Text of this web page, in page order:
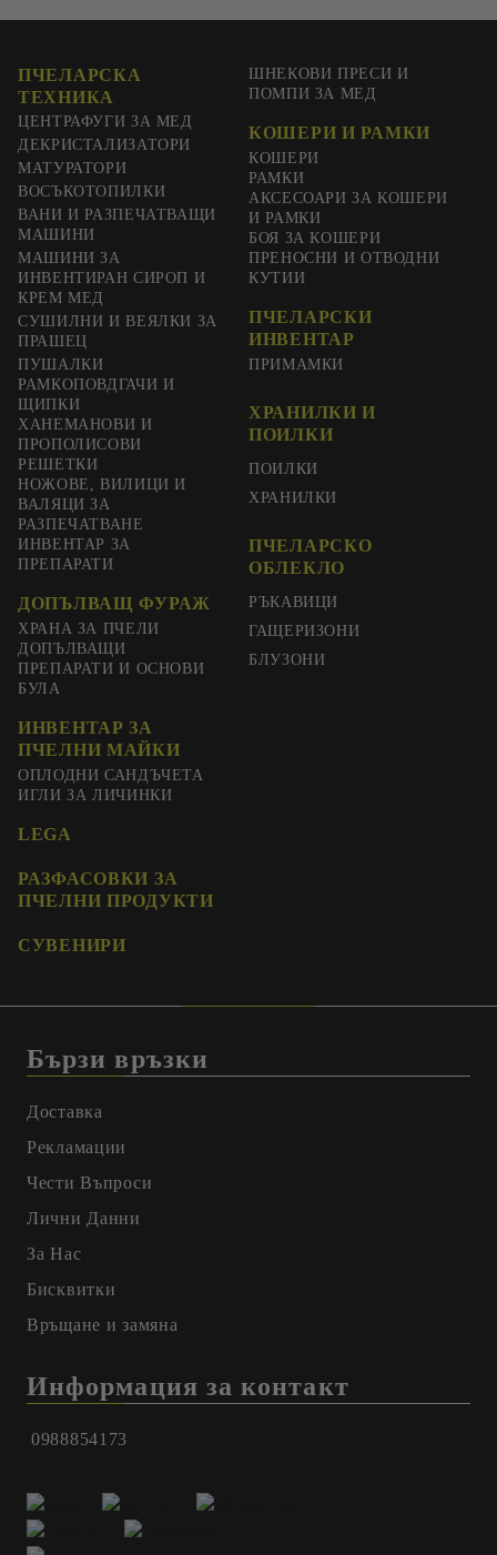
ПЧЕЛАРСКА
ТЕХНИКА
ЦЕНТРАФУГИ ЗА МЕД
ДЕКРИСТАЛИЗАТОРИ
МАТУРАТОРИ
ВОСЪКОТОПИЛКИ
ВАНИ И РАЗПЕЧАТВАЩИ
МАШИНИ
МАШИНИ ЗА
ИНВЕНТИРАН СИРОП И
КРЕМ МЕД
СУШИЛНИ И ВЕЯЛКИ ЗА
ПРАШЕЦ
ШНЕКОВИ ПРЕСИ И
ПОМПИ ЗА МЕД
КОШЕРИ И РАМКИ
КОШЕРИ
РАМКИ
АКСЕСОАРИ ЗА КОШЕРИ
И РАМКИ
БОЯ ЗА КОШЕРИ
ПРЕНОСНИ И ОТВОДНИ
КУТИИ
ПЧЕЛАРСКИ
ИНВЕНТАР
ПУШАЛКИ
РАМКОПОВДГАЧИ И
ЩИПКИ
ХАНЕМАНОВИ И
ПРОПОЛИСОВИ
РЕШЕТКИ
НОЖОВЕ, ВИЛИЦИ И
ВАЛЯЦИ ЗА
РАЗПЕЧАТВАНЕ
ИНВЕНТАР ЗА
ПРЕПАРАТИ
ДОПЪЛВАЩ ФУРАЖ
ХРАНА ЗА ПЧЕЛИ
ДОПЪЛВАЩИ
ПРЕПАРАТИ И ОСНОВИ
ПРИМАМКИ
ХРАНИЛКИ И
ПОИЛКИ
ПОИЛКИ
ХРАНИЛКИ
ПЧЕЛАРСКО
ОБЛЕКЛО
РЪКАВИЦИ
ГАЩЕРИЗОНИ
БЛУЗОНИ
БУЛА
ИНВЕНТАР ЗА
ПЧЕЛНИ МАЙКИ
ОПЛОДНИ САНДЪЧЕТА
ИГЛИ ЗА ЛИЧИНКИ
LEGA
РАЗФАСОВКИ ЗА
ПЧЕЛНИ ПРОДУКТИ
СУВЕНИРИ
Бързи връзки
Доставка
Рекламации
Чести Въпроси
Лични Данни
За Нас
Бисквитки
Връщане и замяна
Информация за контакт
0988854173